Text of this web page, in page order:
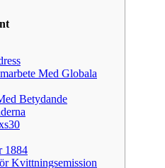
Med Globala
Betydande
1884
Kvittningsemission